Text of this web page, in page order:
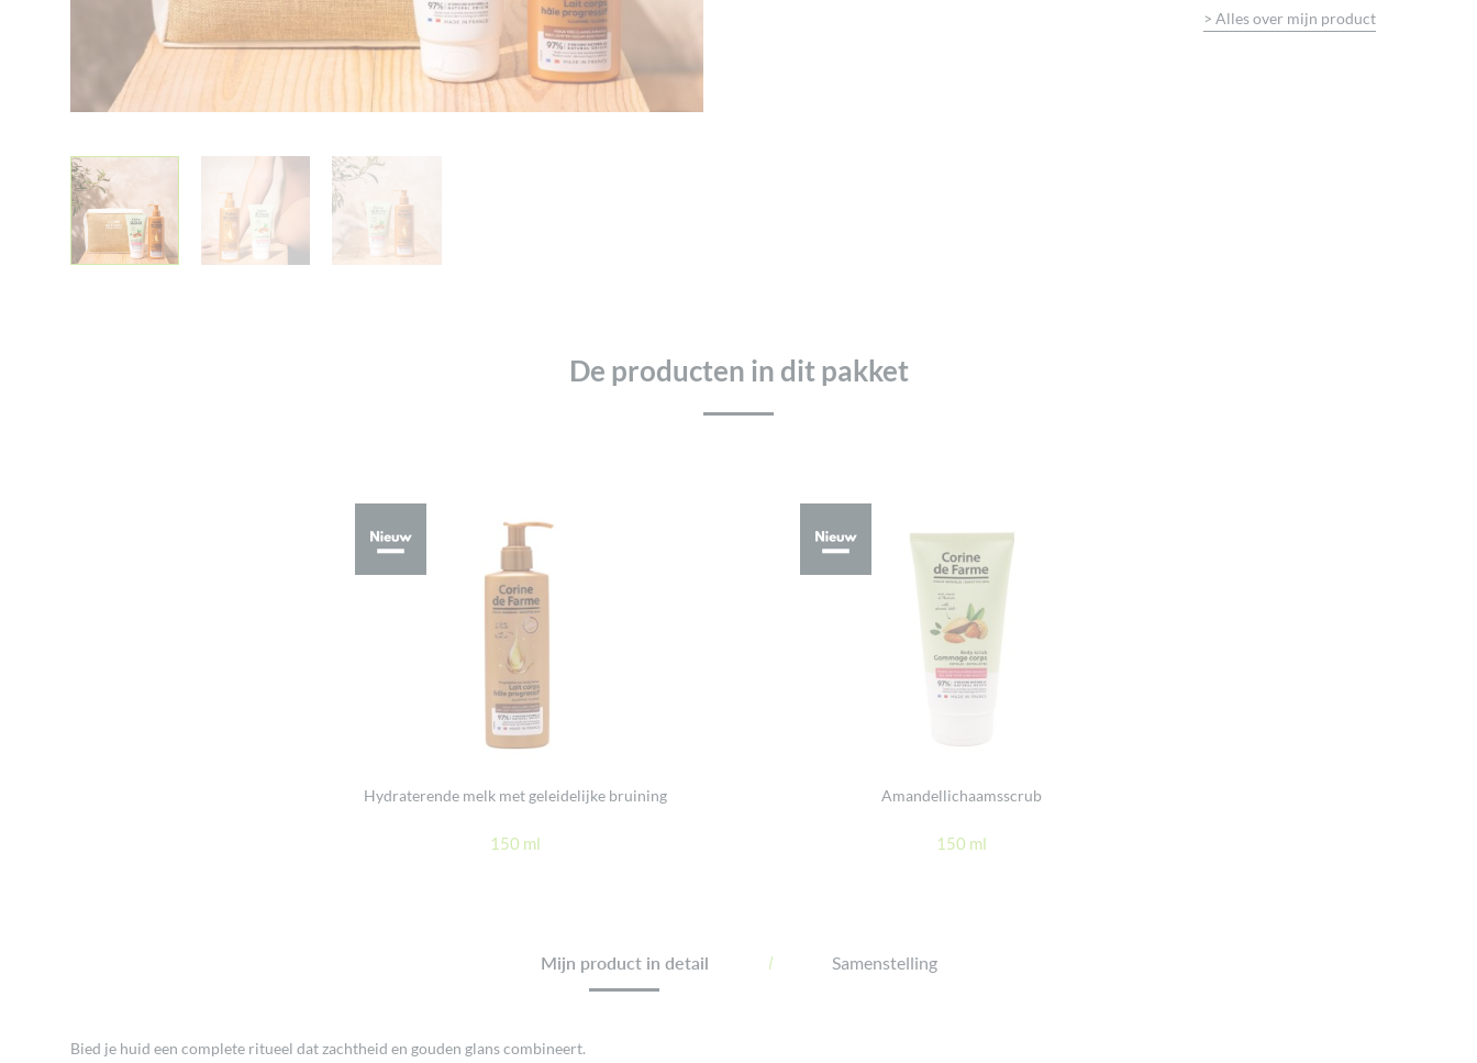
> Alles over mijn product
De producten in dit pakket
Hydraterende melk met geleidelijke bruining
150 ml
Amandellichaamsscrub
150 ml
Mijn product in detail Samenstelling
Bied je huid een complete ritueel dat zachtheid en gouden glans combineert.